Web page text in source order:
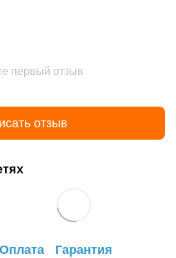
первый отзыв
отзыв
Оплата Гарантия